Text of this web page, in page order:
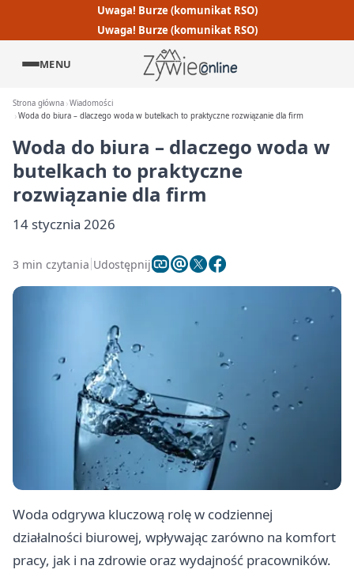
Uwaga! Burze (komunikat RSO)
Uwaga! Burze (komunikat RSO)
MENU
Strona główna Wiadomości
Woda do biura – dlaczego woda w butelkach to praktyczne rozwiązanie dla firm
Woda do biura – dlaczego woda w
butelkach to praktyczne
rozwiązanie dla firm
14 stycznia 2026
3 min czytania Udostępnij
Woda odgrywa kluczową rolę w codziennej
działalności biurowej, wpływając zarówno na komfort
pracy, jak i na zdrowie oraz wydajność pracowników.